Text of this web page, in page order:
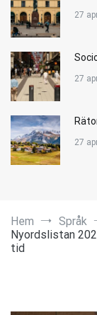
27
27
27
Hem
Språk
Nyordslistan
tid